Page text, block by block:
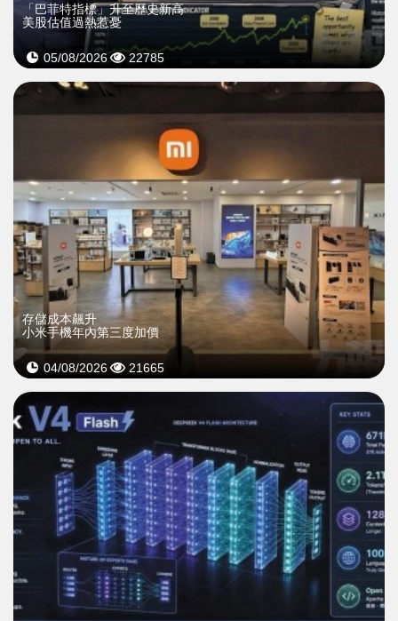
「巴菲特指標」升至歷史新高
美股估值過熱惹憂
05/08/2026 22785
存儲成本飆升
小米手機年內第三度加價
04/08/2026 21665